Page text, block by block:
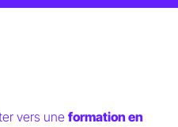
vers une formation en